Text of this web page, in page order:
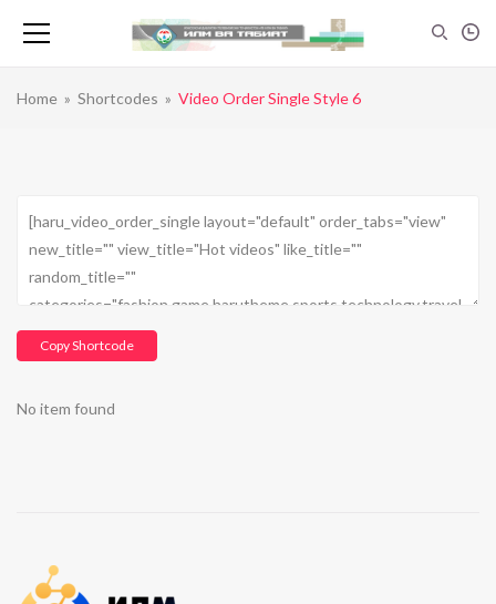
Home » Shortcodes » Video Order Single Style 6
Copy Shortcode
No item found